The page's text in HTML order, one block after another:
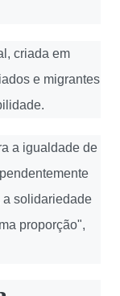
criada em
e migrantes
a igualdade de
a solidariedade
proporção",